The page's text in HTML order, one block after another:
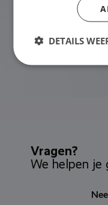
Hoe lang
deelname
Vragen?
We helpen je
DETAILS